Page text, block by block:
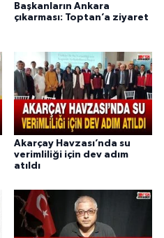
Başkanların Ankara
çıkarması: Toptan’a ziyaret
Akarçay Havzası’nda su
verimliliği için dev adım
atıldı